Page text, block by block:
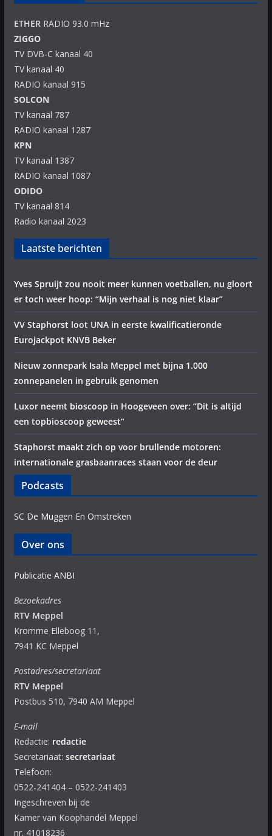
ETHERRADIO 93.0 mHz
ZIGGO
TV DVB-C kanaal 40
TV kanaal 40
RADIO kanaal 915
SOLCON
TV kanaal 787
RADIO kanaal 1287
KPN
TV kanaal 1387
RADIO kanaal 1087
ODIDO
TV kanaal 814
Radio kanaal 2023
Laatste berichten
Yves Spruijt zou nooit meer kunnen voetballen, nu gloort
er toch weer hoop: “Mijn verhaal is nog niet klaar”
VV Staphorst loot UNA in eerste kwalificatieronde
Eurojackpot KNVB Beker
Nieuw zonnepark Isala Meppel met bijna 1.000
zonnepanelen in gebruik genomen
Luxor neemt bioscoop in Hoogeveen over: “Dit is altijd
een topbioscoop geweest”
Staphorst maakt zich op voor brullende motoren:
internationale grasbaanraces staan voor de deur
Podcasts
SC De Muggen En Omstreken
Over ons
Publicatie ANBI
Bezoekadres
RTV Meppel
Kromme Elleboog 11,
7941 KC Meppel
Postadres/secretariaat
RTV Meppel
Postbus 510, 7940 AM Meppel
E-mail
Redactie: redactie
Secretariaat: secretariaat
Telefoon:
0522-241404 – 0522-241403
Ingeschreven bij de
Kamer van Koophandel Meppel
nr. 41018236